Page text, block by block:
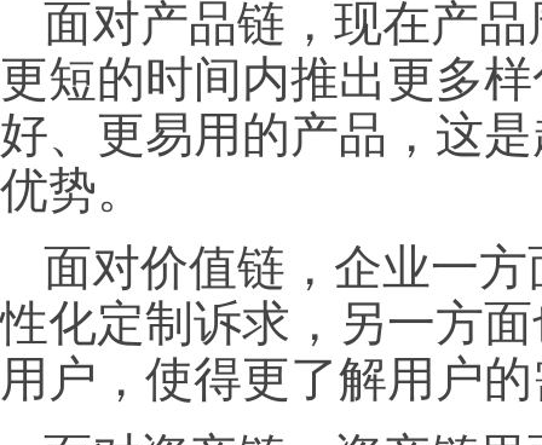
面对产品链，现在产
更短的时间内推出更多
好、更易用的产品，这
优势。
面对价值链，企业一
性化定制诉求，另一方
用户，使得更了解用户